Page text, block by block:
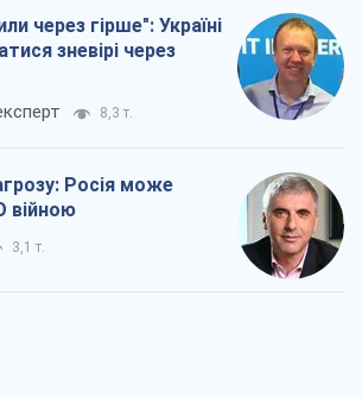
через гірше": Україні
зневірі через
8,3 т.
Росія може
війною
3,1 т.